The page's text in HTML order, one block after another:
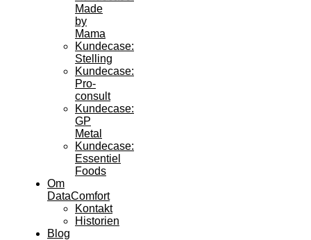
Made
by
Mama
Kundecase:
Stelling
Kundecase:
Pro-
consult
Kundecase:
GP
Metal
Kundecase:
Essentiel
Foods
Om
DataComfort
Kontakt
Historien
Blog